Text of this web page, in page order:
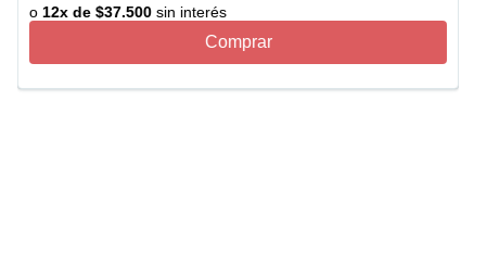
o 12x de $37.500 sin interés
Comprar